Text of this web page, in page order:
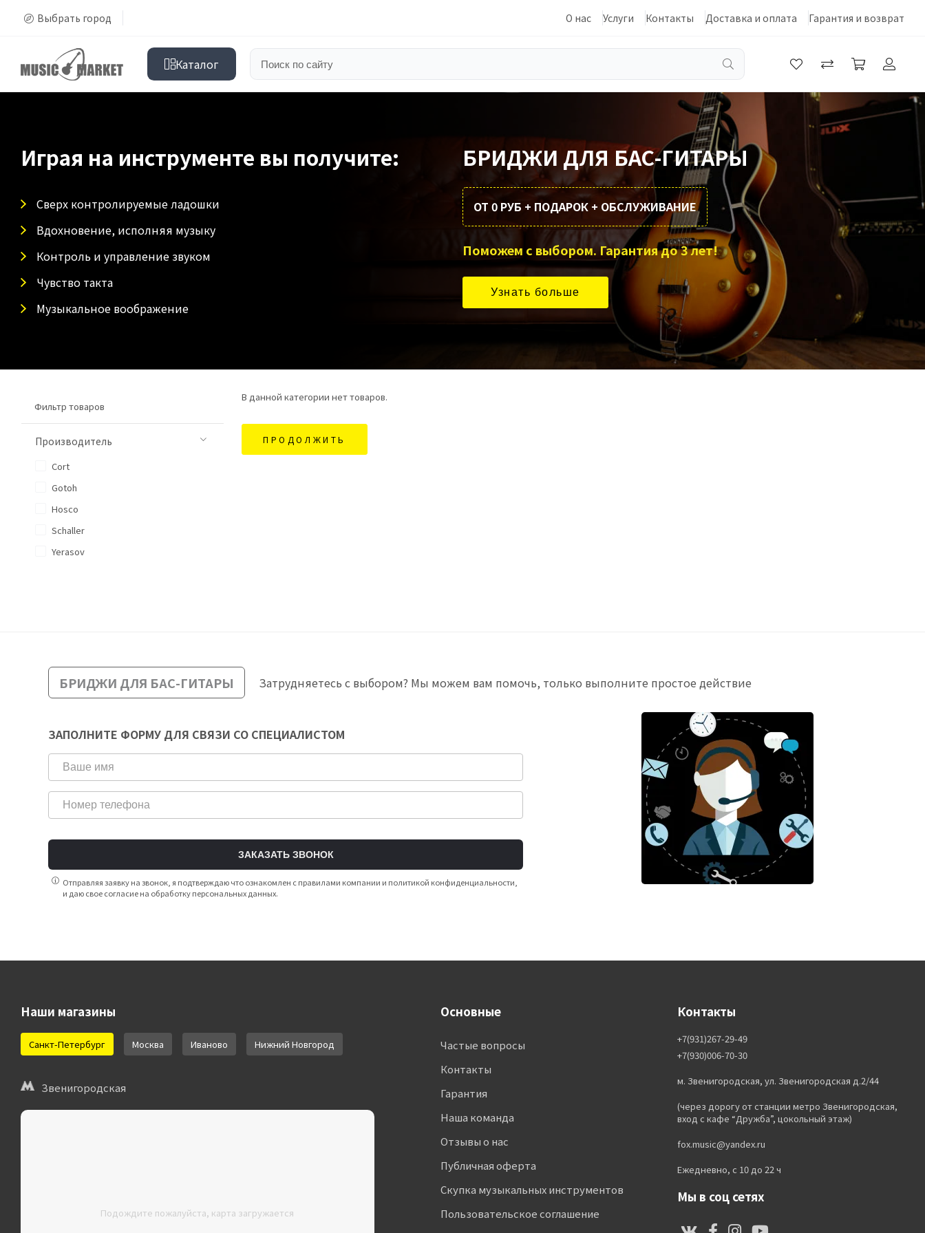
Выбрать город О нас Услуги Контакты Доставка и оплата Гарантия и возврат
Каталог
Играя на инструменте вы получите:
Сверх контролируемые ладошки
Вдохновение, исполняя музыку
Контроль и управление звуком
Чувство такта
Музыкальное воображение
БРИДЖИ ДЛЯ БАС-ГИТАРЫ
ОТ 0 РУБ + ПОДАРОК + ОБСЛУЖИВАНИЕ
Узнать больше
Фильтр товаров
Производитель
Cort
Gotoh
Hosco
Schaller
Yerasov
В данной категории нет товаров.
ПРОДОЛЖИТЬ
БРИДЖИ ДЛЯ БАС-ГИТАРЫ Затрудняетесь с выбором? Мы можем вам помочь, только выполните простое действие
ЗАПОЛНИТЕ ФОРМУ ДЛЯ СВЯЗИ СО СПЕЦИАЛИСТОМ
ЗАКАЗАТЬ ЗВОНОК
Отправляя заявку на звонок, я подтверждаю что ознакомлен с правилами компании и политикой конфиденциальности,
и даю свое согласие на обработку персональных данных.
Наши магазины
Санкт-Петербург Москва Иваново Нижний Новгород
Звенигородская
Подождите пожалуйста, карта загружается
Основные
Частые вопросы
Контакты
Гарантия
Наша команда
Отзывы о нас
Публичная оферта
Скупка музыкальных инструментов
Пользовательское соглашение
Контакты
+7(931)267-29-49
+7(930)006-70-30
м. Звенигородская, ул. Звенигородская д.2/44
(через дорогу от станции метро Звенигородская,
вход с кафе “Дружба”, цокольный этаж)
fox.music@yandex.ru
Ежедневно, с 10 до 22 ч
Мы в соц сетях